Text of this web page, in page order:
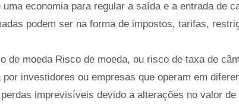
economia para regular a saída e a entrada de
podem ser na forma de impostos, tarifas,
de moeda Risco de moeda, ou risco de taxa de
investidores ou empresas que operam em
imprevisíveis devido a alterações no valor